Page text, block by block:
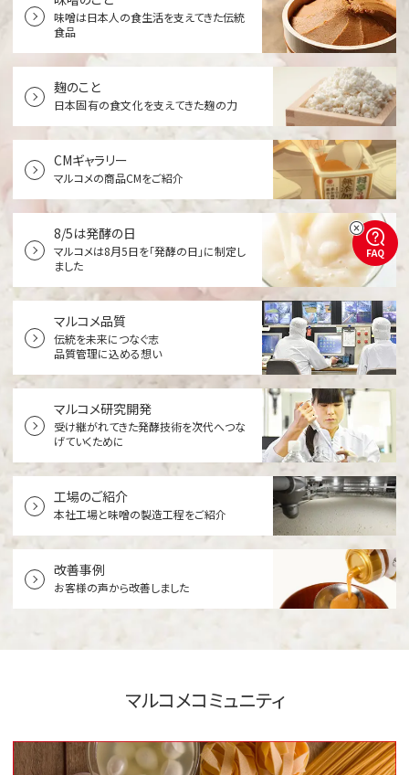
味噌は日本人の食生活を支えてきた伝統
食品
麹のこと
日本固有の食文化を支えてきた麹の力
CMギャラリー
マルコメの商品CMをご紹介
8/5は発酵の日
マルコメは8月5日を「発酵の日」に制定し
ました
マルコメ品質
伝統を未来につなぐ志
品質管理に込める想い
マルコメ研究開発
受け継がれてきた発酵技術を次代へつな
げていくために
工場のご紹介
本社工場と味噌の製造工程をご紹介
改善事例
お客様の声から改善しました
マルコメコミュニティ
FAQ